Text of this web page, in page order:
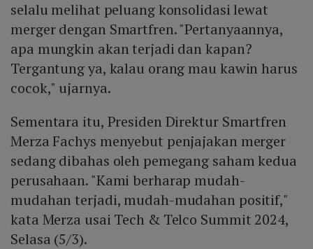
selalu melihat peluang konsolidasi lewat
merger dengan Smartfren. "Pertanyaannya,
apa mungkin akan terjadi dan kapan?
Tergantung ya, kalau orang mau kawin harus
cocok," ujarnya.
Sementara itu, Presiden Direktur Smartfren
Merza Fachys menyebut penjajakan merger
sedang dibahas oleh pemegang saham kedua
perusahaan. "Kami berharap mudah-
mudahan terjadi, mudah-mudahan positif,"
kata Merza usai Tech & Telco Summit 2024,
Selasa (5/3).